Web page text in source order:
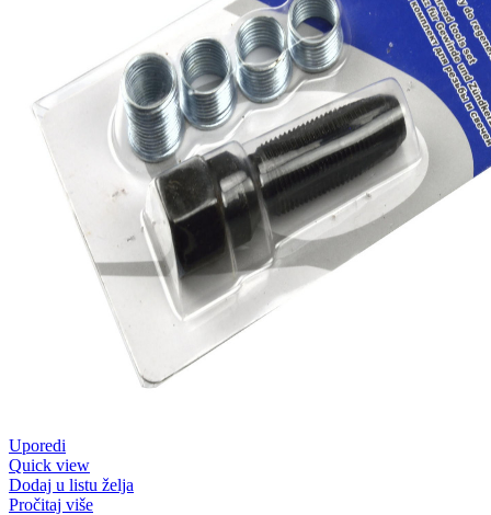
Uporedi
Quick view
Dodaj u listu želja
Pročitaj više